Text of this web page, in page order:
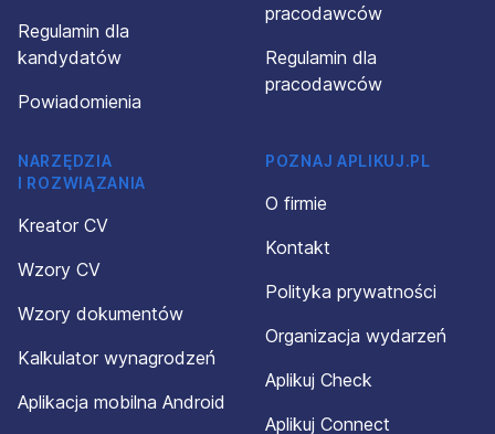
Regulamin dla
kandydatów
Powiadomienia
pracodawców
Regulamin dla
pracodawców
NARZĘDZIA
I ROZWIĄZANIA
Kreator CV
Wzory CV
Wzory dokumentów
Kalkulator wynagrodzeń
Aplikacja mobilna Android
POZNAJ APLIKUJ.PL
O firmie
Kontakt
Polityka prywatności
Organizacja wydarzeń
Aplikuj Check
Aplikuj Connect